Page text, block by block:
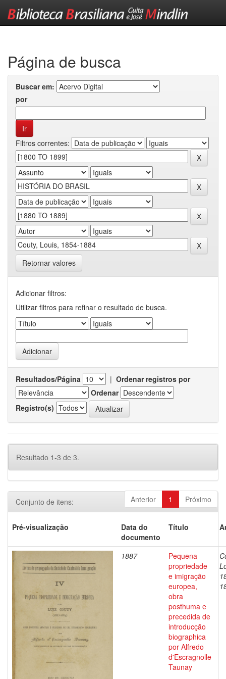
Página de busca
Buscar em:
por
Filtros correntes:
Retornar valores
Adicionar filtros:
Utilizar filtros para refinar o resultado de busca.
Resultados/Página | Ordenar registros por
Ordenar
Registro(s)
Resultado 1-3 de 3.
Anterior 1 Próximo
Conjunto de itens:
Pré-visualização
Data do
documento
Título
1887
Pequena
propriedade
e imigração
europea,
obra
posthuma e
precedida de
introducção
biographica
por Alfredo
d'Escragnolle
Taunay